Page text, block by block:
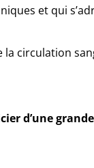
et qui
la circulation
d’une